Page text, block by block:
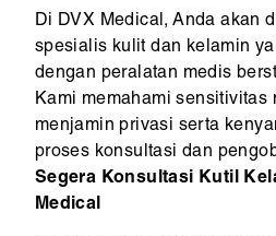
Di DVX Medical, Anda akan
spesialis kulit dan kelamin
dengan peralatan medis
Kami memahami sensitivitas
menjamin privasi serta
proses konsultasi dan
Segera Konsultasi Kutil
Medical